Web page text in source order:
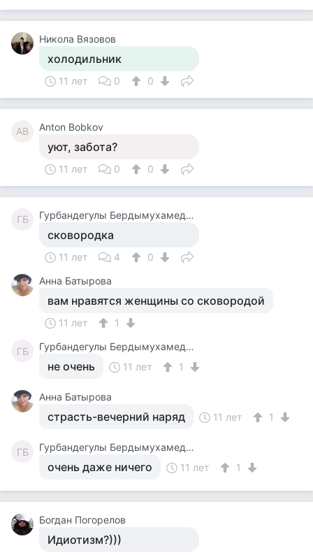
Никола Вязовов
холодильник
11 лет 0 0
AB Anton Bobkov
уют, забота?
11 лет 0 0
ГБ Гурбандегулы Бердымухамедов
сковородка
11 лет 4
0
Анна Батырова
вам нравятся женщины со сковородой
11 лет 1
ГБ Гурбандегулы Бердымухамедов
не очень 11 лет 1
Анна Батырова
страсть-вечерний наряд 11 лет 1
ГБ Гурбандегулы Бердымухамедов
очень даже ничего 11 лет 1
Богдан Погорелов
Идиотизм?)))